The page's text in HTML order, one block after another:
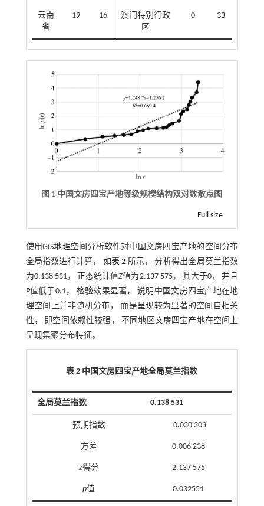
云南
省
19 16
澳门特别行政
区
0 33
图 1 中国文房四宝产地等级规模结构双对数散点图
Full size
使用GIS地理空间分析软件对中国文房四宝产地的空间分布
全局指数进行计算， 如表 2 所示， 分析得出全局莫兰指数
为0.138 531， 正态统计值Z值为2.137 575， 其大于0， 并且
P值低于0.1， 检验效果显著， 说明中国文房四宝产地在地
理空间上并非随机分布， 而是呈现较为显著的空间自相关
性， 即空间依赖性较强， 不同地区文房四宝产地在空间上
呈现集聚分布特征。
表 2 中国文房四宝产地全局莫兰指数
全局莫兰指数 0.138 531
预期指数 -0.030 303
方差 0.006 238
z得分 2.137 575
p值 0.032551